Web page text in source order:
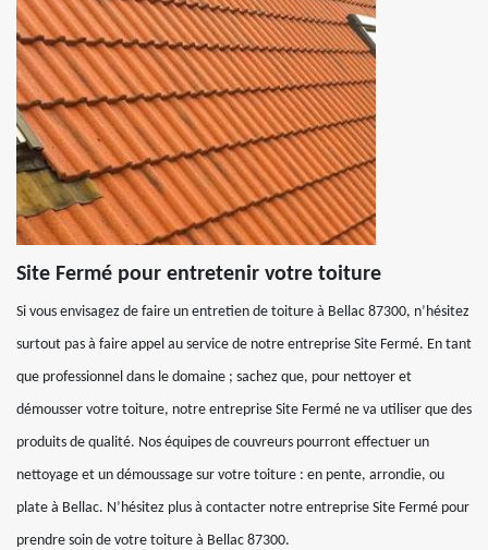
Site Fermé pour entretenir votre toiture
Si vous envisagez de faire un entretien de toiture à Bellac 87300, n’hésitez
surtout pas à faire appel au service de notre entreprise Site Fermé. En tant
que professionnel dans le domaine ; sachez que, pour nettoyer et
démousser votre toiture, notre entreprise Site Fermé ne va utiliser que des
produits de qualité. Nos équipes de couvreurs pourront effectuer un
nettoyage et un démoussage sur votre toiture : en pente, arrondie, ou
plate à Bellac. N’hésitez plus à contacter notre entreprise Site Fermé pour
prendre soin de votre toiture à Bellac 87300.